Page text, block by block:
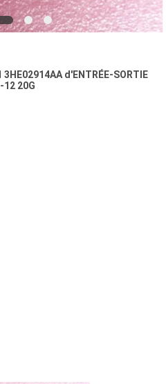
3HE02914AA d'ENTRÉE-SORTIE
12 20G